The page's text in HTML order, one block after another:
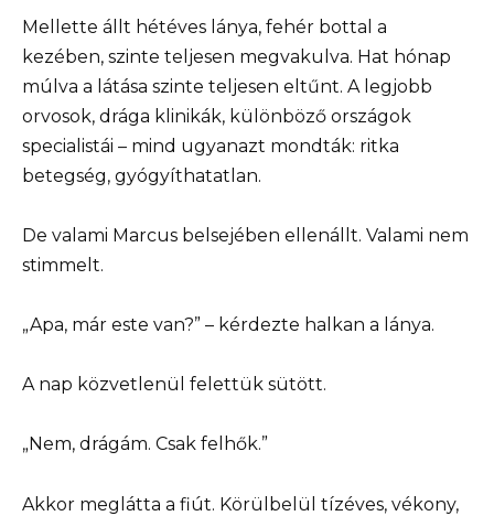
Mellette állt hétéves lánya, fehér bottal a
kezében, szinte teljesen megvakulva. Hat hónap
múlva a látása szinte teljesen eltűnt. A legjobb
orvosok, drága klinikák, különböző országok
specialistái – mind ugyanazt mondták: ritka
betegség, gyógyíthatatlan.
De valami Marcus belsejében ellenállt. Valami nem
stimmelt.
„Apa, már este van?” – kérdezte halkan a lánya.
A nap közvetlenül felettük sütött.
„Nem, drágám. Csak felhők.”
Akkor meglátta a fiút. Körülbelül tízéves, vékony,